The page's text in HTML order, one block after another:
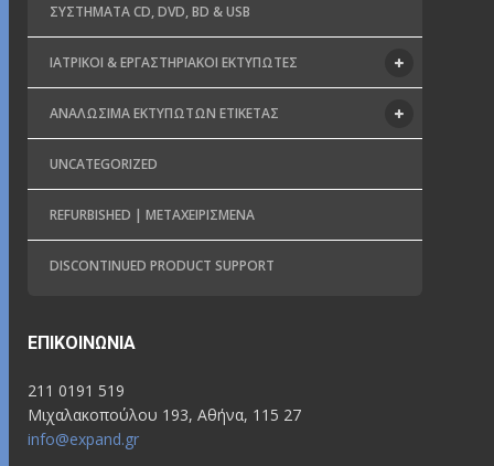
ΣΥΣΤΉΜΑΤΑ CD, DVD, BD & USB
ΙΑΤΡΙΚΟΊ & ΕΡΓΑΣΤΗΡΙΑΚΟΊ ΕΚΤΥΠΩΤΈΣ
ΑΝΑΛΏΣΙΜΑ ΕΚΤΥΠΩΤΏΝ ΕΤΙΚΈΤΑΣ
UNCATEGORIZED
REFURBISHED | ΜΕΤΑΧΕΙΡΙΣΜΈΝΑ
DISCONTINUED PRODUCT SUPPORT
ΕΠΙΚΟΙΝΩΝΊΑ
211 0191 519
Μιχαλακοπούλου 193, Αθήνα, 115 27
info@expand.gr